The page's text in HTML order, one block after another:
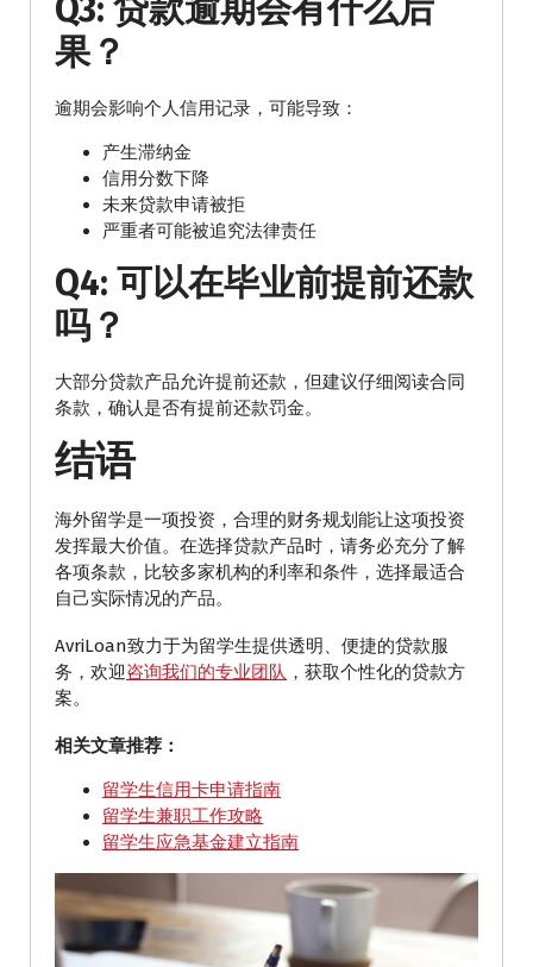
Q3: 贷款逾期会有什么后
果？
逾期会影响个人信用记录，可能导致：
产生滞纳金
信用分数下降
未来贷款申请被拒
严重者可能被追究法律责任
Q4: 可以在毕业前提前还款
吗？
大部分贷款产品允许提前还款，但建议仔细阅读合同
条款，确认是否有提前还款罚金。
结语
海外留学是一项投资，合理的财务规划能让这项投资
发挥最大价值。在选择贷款产品时，请务必充分了解
各项条款，比较多家机构的利率和条件，选择最适合
自己实际情况的产品。
AvriLoan致力于为留学生提供透明、便捷的贷款服
务，欢迎咨询我们的专业团队 ，获取个性化的贷款方
案。
相关文章推荐：
留学生信用卡申请指南
留学生兼职工作攻略
留学生应急基金建立指南